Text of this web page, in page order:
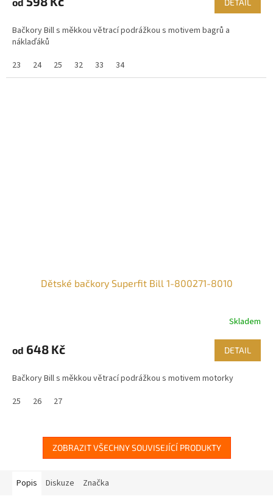
Bačkory Bill s měkkou větrací podrážkou s motivem bagrů a
náklaďáků
23
24 25 32 33 34
Dětské bačkory Superfit Bill 1-800271-8010
Skladem
od 648 Kč DETAIL
Bačkory Bill s měkkou větrací podrážkou s motivem motorky
25
26 27
ZOBRAZIT VŠECHNY SOUVISEJÍCÍ PRODUKTY
Popis Diskuze Značka